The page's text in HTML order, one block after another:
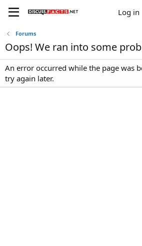
Log in
Forums
Oops! We ran into some
An error occurred while the page was
try again later.